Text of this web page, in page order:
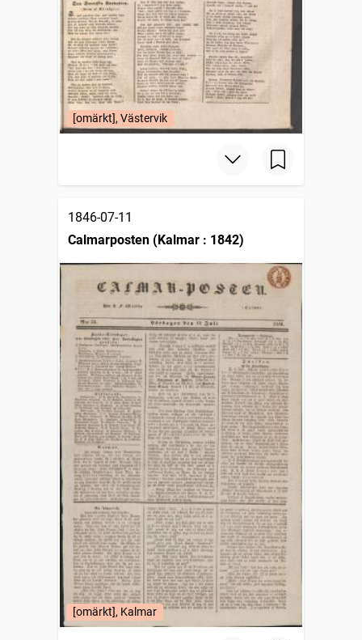
[omärkt], Västervik
1846-07-11
Calmarposten (Kalmar : 1842)
[omärkt], Kalmar